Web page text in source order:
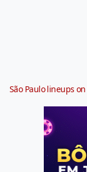
São Paulo lineups